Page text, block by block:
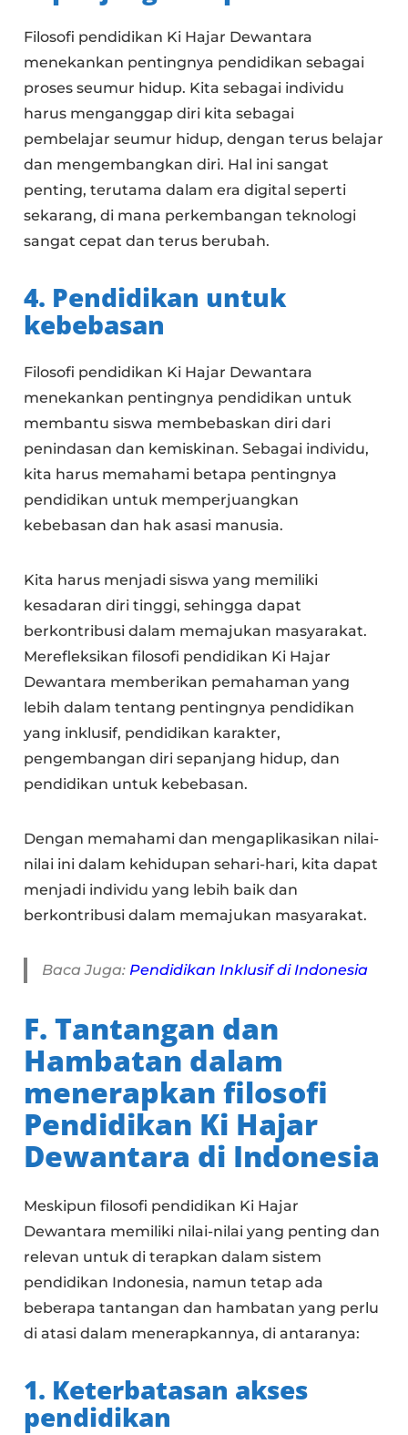
Filosofi pendidikan Ki Hajar Dewantara
menekankan pentingnya pendidikan sebagai
proses seumur hidup. Kita sebagai individu
harus menganggap diri kita sebagai
pembelajar seumur hidup, dengan terus belajar
dan mengembangkan diri. Hal ini sangat
penting, terutama dalam era digital seperti
sekarang, di mana perkembangan teknologi
sangat cepat dan terus berubah.
4. Pendidikan untuk
kebebasan
Filosofi pendidikan Ki Hajar Dewantara
menekankan pentingnya pendidikan untuk
membantu siswa membebaskan diri dari
penindasan dan kemiskinan. Sebagai individu,
kita harus memahami betapa pentingnya
pendidikan untuk memperjuangkan
kebebasan dan hak asasi manusia.
Kita harus menjadi siswa yang memiliki
kesadaran diri tinggi, sehingga dapat
berkontribusi dalam memajukan masyarakat.
Merefleksikan filosofi pendidikan Ki Hajar
Dewantara memberikan pemahaman yang
lebih dalam tentang pentingnya pendidikan
yang inklusif, pendidikan karakter,
pengembangan diri sepanjang hidup, dan
pendidikan untuk kebebasan.
Dengan memahami dan mengaplikasikan nilai-
nilai ini dalam kehidupan sehari-hari, kita dapat
menjadi individu yang lebih baik dan
berkontribusi dalam memajukan masyarakat.
Baca Juga: Pendidikan Inklusif di Indonesia
F. Tantangan dan
Hambatan dalam
menerapkan filosofi
Pendidikan Ki Hajar
Dewantara di Indonesia
Meskipun filosofi pendidikan Ki Hajar
Dewantara memiliki nilai-nilai yang penting dan
relevan untuk di terapkan dalam sistem
pendidikan Indonesia, namun tetap ada
beberapa tantangan dan hambatan yang perlu
di atasi dalam menerapkannya, di antaranya:
1. Keterbatasan akses
pendidikan